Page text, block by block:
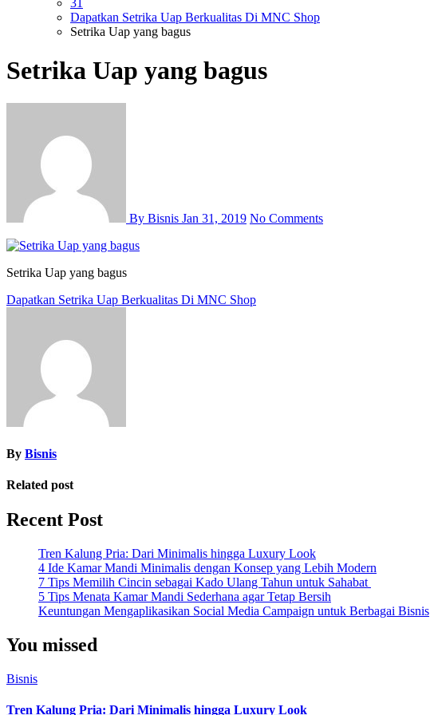
Dapatkan Setrika Uap Berkualitas Di MNC Shop
Setrika Uap yang bagus
Setrika Uap yang bagus
By Bisnis Jan 31, 2019 No Comments
Setrika Uap yang bagus
Post
Dapatkan Setrika Uap Berkualitas Di MNC Shop
By Bisnis
Related post
Recent Post
Tren Kalung Pria: Dari Minimalis hingga Luxury Look
4 Ide Kamar Mandi Minimalis dengan Konsep yang Lebih Modern
7 Tips Memilih Cincin sebagai Kado Ulang Tahun untuk Sahabat
5 Tips Menata Kamar Mandi Sederhana agar Tetap Bersih
Keuntungan Mengaplikasikan Social Media Campaign untuk Berbagai Bisnis
You missed
Bisnis
Tren Kalung Pria: Dari Minimalis hingga Luxury Look